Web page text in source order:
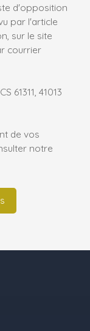
d'opposition
par l'article
sur le site
courrier
61311, 41013
de vos
notre